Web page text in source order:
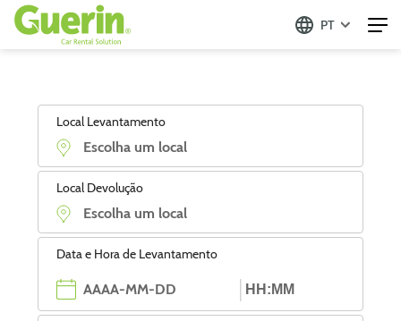
PT
Local Levantamento
Local Devolução
Data e Hora de Levantamento